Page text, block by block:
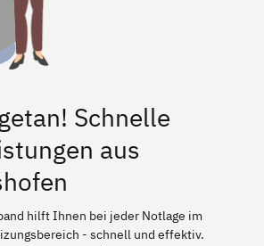
Schnelle
aus
hilft Ihnen bei jeder Notlage im
- schnell und effektiv.